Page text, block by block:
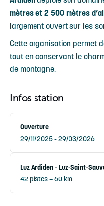
mètres et 2 500 mètres
largement ouvert sur les
Cette organisation permet
tout en conservant le
de montagne.
Infos station
Ouverture
29/11/2025 - 29/03/2026
Luz Ardiden - Luz-Saint-
42 pistes – 60 km